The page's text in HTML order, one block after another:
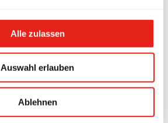
Alle zulassen
Auswahl erlauben
Ablehnen